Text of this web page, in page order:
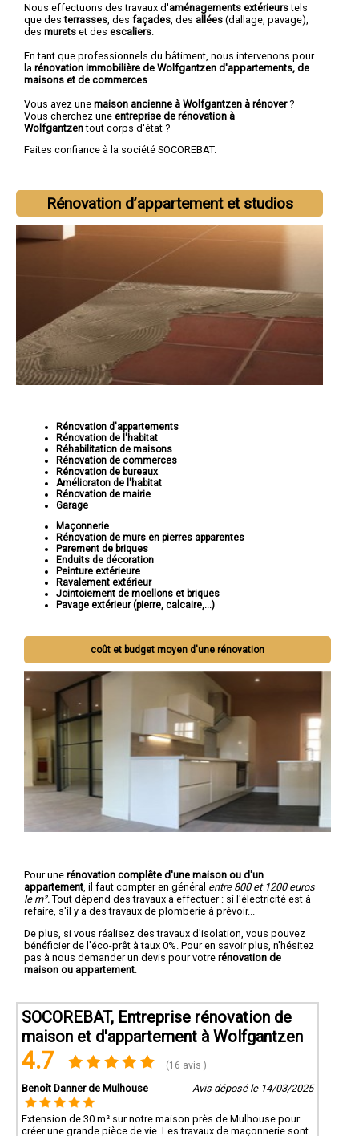
Nous effectuons des travaux d'aménagements extérieurstels
que desterrasses , des façades , des allées (dallage, pavage),
des murets et des escaliers
En tant que professionnels du bâtiment, nous intervenons pour
la rénovation immobilière de Wolfgantzen d'appartements, de
maisons et de commerces
Vous avez une maison ancienne à Wolfgantzen à rénover?
Vous cherchez une entreprise de rénovation à
Wolfgantzentout corps d'état ?
Faites confiance à la société SOCOREBAT.
Rénovation d’appartement et studios
Rénovation d'appartements
Rénovation de l'habitat
Réhabilitation de maisons
Rénovation de commerces
Rénovation de bureaux
Amélioraton de l'habitat
Rénovation de mairie
Garage
Maçonnerie
Rénovation de murs en pierres apparentes
Parement de briques
Enduits de décoration
Peinture extérieure
Ravalement extérieur
Jointoiement de moellons et briques
Pavage extérieur (pierre, calcaire,...)
coût et budget moyen d'une rénovation
Pour une rénovation complête d'une maison ou d'un
appartement , il faut compter en général entre 800 et 1200 euros
le m². Tout dépend des travaux à effectuer : si l'électricité est à
refaire, s'il y a des travaux de plomberie à prévoir...
De plus, si vous réalisez des travaux d'isolation, vous pouvez
bénéficier de l'éco-prêt à taux 0%. Pour en savoir plus, n'hésitez
pas à nous demander un devis pour votre rénovation de
maison ou appartement
SOCOREBAT, Entreprise rénovation de
maison et d'appartement à Wolfgantzen
4.7 (16 avis )
Benoît Danner de Mulhouse Avis déposé le 14/03/2025
Extension de 30 m² sur notre maison près de Mulhouse pour
créer une grande pièce de vie. Les travaux de maçonnerie sont